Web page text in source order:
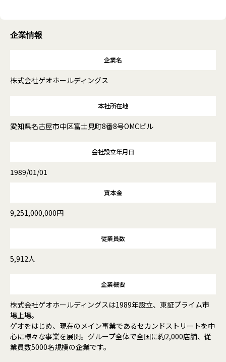
企業情報
企業名
株式会社ゲオホールディングス
本社所在地
愛知県名古屋市中区富士見町8番8号OMCビル
会社設立年月日
1989/01/01
資本金
9,251,000,000円
従業員数
5,912人
企業概要
株式会社ゲオホールディングスは1989年設立、東証プライム市
場上場。
ゲオをはじめ、現在のメイン事業であるセカンドストリートを中
心に様々な事業を展開。グループ全体で全国に約2,000店舗、従
業員数5000名規模の企業です。